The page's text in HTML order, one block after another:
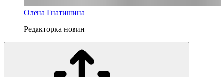
Олена Гнатишина
Редакторка новин